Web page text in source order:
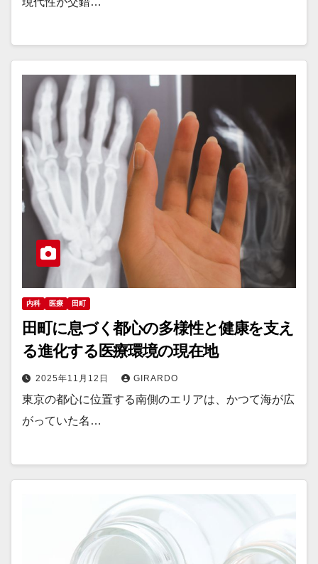
内科 医療 田町
田町に息づく都心の多様性と健康を支え
る進化する医療環境の現在地
2025年11月12日 GIRARDO
東京の都心に位置する南側のエリアは、かつて海が広
がっていた名…